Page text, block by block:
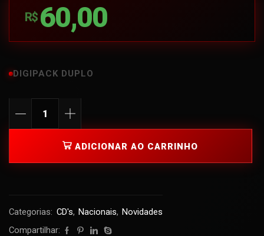
R$ 60,00
DIGIPACK DUPLO
ADICIONAR AO CARRINHO
Categorias: CD's, Nacionais, Novidades
Compartilhar: